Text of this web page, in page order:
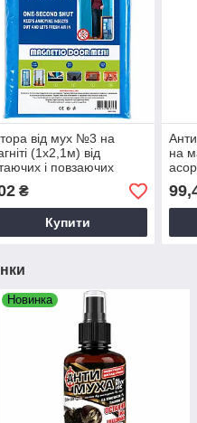
від мух №3 на
(1х2,1м) від
і повзаючих
₴
Купити
на
Новинка